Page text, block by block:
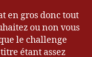
en gros donc tout
ou non vous
le challenge
étant assez